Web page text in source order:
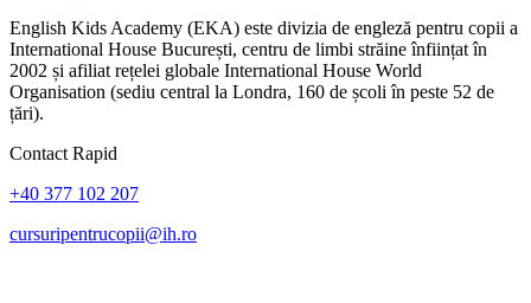
English Kids Academy (EKA) este divizia de engleză pentru copii a
International House București, centru de limbi străine înființat în
2002 și afiliat rețelei globale International House World
Organisation (sediu central la Londra, 160 de școli în peste 52 de
țări).
Contact Rapid
+40 377 102 207
cursuripentrucopii@ih.ro